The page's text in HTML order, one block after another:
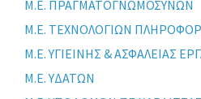
Μ.Ε. ΠΡΑΓΜΑΤΟΓΝΩΜΟΣΥΝΩΝ
Μ.Ε. ΤΕΧΝΟΛΟΓΙΩΝ
Μ.Ε. ΥΓΙΕΙΝΗΣ & ΑΣΦΑΛΕΙΑΣ
Μ.Ε. ΥΔΑΤΩΝ